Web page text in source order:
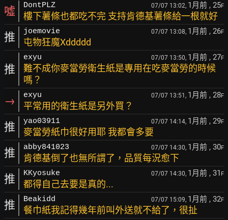
噓 DontPLZ 07/07 13:02, 1月前 , 25F
樓下薯條也都吃不完 支持肯德基薯條給一根就好
推 joemovie 07/07 13:08, 1月前 , 26F
屯物狂魔Xddddd
推
exyu 07/07 13:50, 1月前 , 27F
難不成你麥當勞衛生紙是專用在吃麥當勞的時候
嗎？
→ exyu 07/07 13:51, 1月前 , 28F
平常用的衛生紙是另外買？
推 yao03911 07/07 14:14, 1月前 , 29F
麥當勞紙巾很好用耶 我都會多要
推 abby841023 07/07 14:30, 1月前 , 30F
肯德基倒了也無所謂了，品質每況愈下
推 KKyosuke 07/07 14:30, 1月前 , 31 F
都得自己去要是真的...
推 Beakidd 07/07 15:09, 1月前 , 32F
餐巾紙我記得幾年前叫外送就不給了，很扯